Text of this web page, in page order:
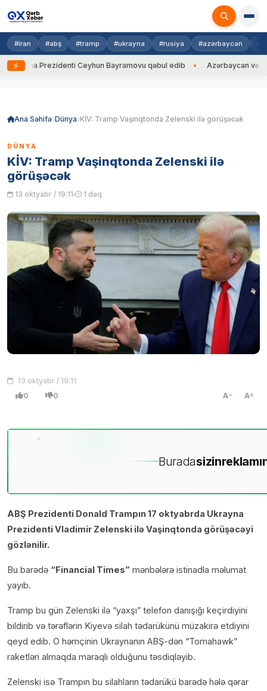
#iran #abş #tramp #ukrayna #rusiya #azərbaycan
Prezidenti Ceyhun Bayramovu qəbul edib Azərbaycan və
Ana Səhifə Dünya KİV: Tramp Vaşinqtonda Zelenski ilə görüşəcək
DÜNYA
KİV: Tramp Vaşinqtonda Zelenski ilə
görüşəcək
13 oktyabr / 19:11 1 dəq
13 oktyabr / 19:11
0 0 A A
Buradasizin
ABŞ Prezidenti Donald Trampın 17 oktyabrda Ukrayna
Prezidenti Vladimir Zelenski ilə Vaşinqtonda görüşəcəyi
gözlənilir.
Bu barədə “Financial Times” mənbələrə istinadla məlumat
yayıb.
Tramp bu gün Zelenski ilə “yaxşı” telefon danışığı keçirdiyini
bildirib və tərəflərin Kiyevə silah tədarükünü müzakirə etdiyini
qeyd edib. O həmçinin Ukraynanın ABŞ-dən “Tomahawk”
raketləri almaqda maraqlı olduğunu təsdiqləyib.
Zelenski isə Trampın bu silahların tədarükü barədə hələ qərar